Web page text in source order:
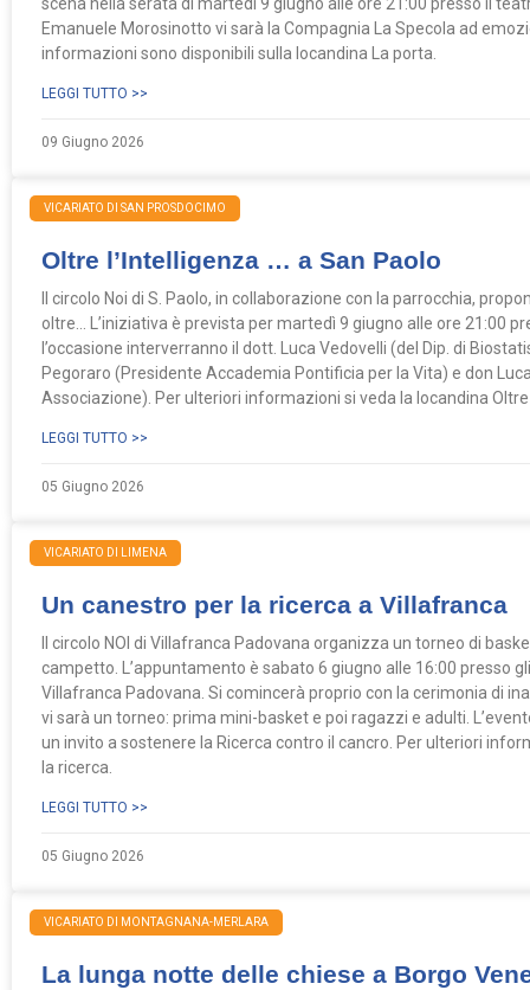
Emanuele Morosinotto vi sarà la Compagnia La Specola ad
informazioni sono disponibili sulla locandina La porta.
LEGGI TUTTO >>
09 Giugno 2026
VICARIATO DI SAN PROSDOCIMO
Oltre l’Intelligenza … a San Paolo
Il circolo Noi di S. Paolo, in collaborazione con la parrocchia,
oltre… L’iniziativa è prevista per martedì 9 giugno alle ore 21:00
l’occasione interverranno il dott. Luca Vedovelli (del Dip. di
Pegoraro (Presidente Accademia Pontificia per la Vita) e don
Associazione). Per ulteriori informazioni si veda la locandina Oltre
LEGGI TUTTO >>
05 Giugno 2026
VICARIATO DI LIMENA
Un canestro per la ricerca a Villafranca
Il circolo NOI di Villafranca Padovana organizza un torneo di
campetto. L’appuntamento è sabato 6 giugno alle 16:00 presso
Villafranca Padovana. Si comincerà proprio con la cerimonia di
vi sarà un torneo: prima mini-basket e poi ragazzi e adulti.
un invito a sostenere la Ricerca contro il cancro. Per ulteriori
la ricerca.
LEGGI TUTTO >>
05 Giugno 2026
VICARIATO DI MONTAGNANA-MERLARA
La lunga notte delle chiese a Borgo